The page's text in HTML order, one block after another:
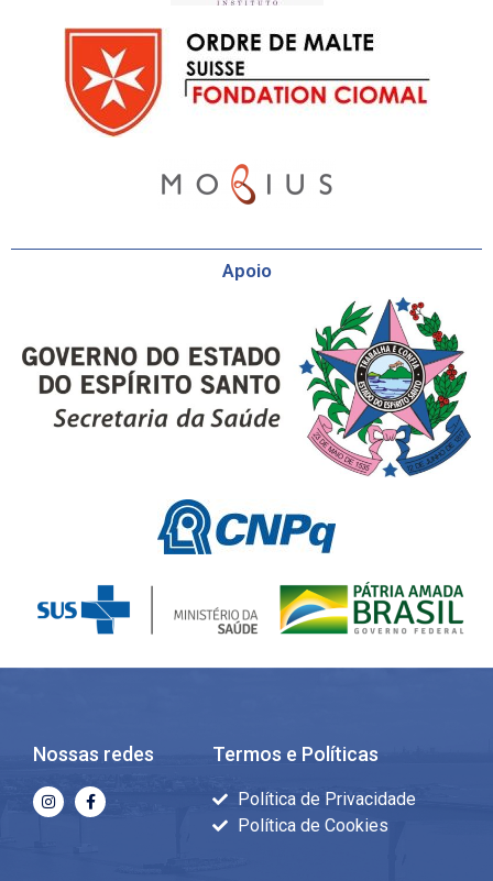
Apoio
Nossas redes Termos e Políticas
Política de Privacidade
Política de Cookies